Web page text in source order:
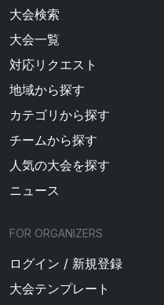
大会検索
大会一覧
対応リクエスト
地域から探す
カテゴリから探す
チームから探す
人気の大会を探す
ニュース
FOR ORGANIZERS
ログイン / 新規登録
大会テンプレート